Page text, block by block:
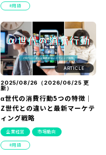
用語
ARTICLE
2025/08/26（ 2026/06/25 更
新）
α世代の消費行動5つの特徴｜
Z世代との違いと最新マーケテ
ィング戦略
企業経営 市場動向
用語